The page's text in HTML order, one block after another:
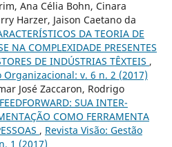
Ana Célia Bohn, Cinara
Harzer, Jaison Caetano da
DA TEORIA DE
NA COMPLEXIDADE PRESENTES
DE INDÚSTRIAS TÊXTEIS ,
Organizacional: v. 6 n. 2 (2017)
José Zaccaron, Rodrigo
SUA INTER-
COMO FERRAMENTA
, Revista Visão: Gestão
1 (2017)